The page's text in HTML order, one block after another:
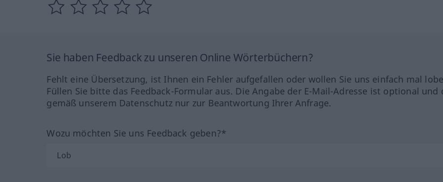
Sie haben Feedback zu unseren Online Wörterbüchern?
Fehlt eine Übersetzung, ist Ihnen ein Fehler aufgefallen oder wollen Sie uns einfach mal
Füllen Sie bitte das Feedback-Formular aus. Die Angabe der E-Mail-Adresse ist optional und
gemäß unserem Datenschutz nur zur Beantwortung Ihrer Anfrage.
Wozu möchten Sie uns Feedback geben?*